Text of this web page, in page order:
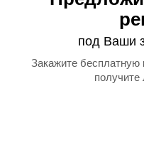
под Ваши
Закажите бесплатную